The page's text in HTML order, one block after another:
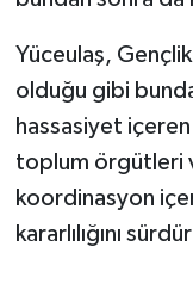
Yüceulaş,
olduğu gibi
hassasiyet
toplum örgütleri
koordinasyon
kararlılığını